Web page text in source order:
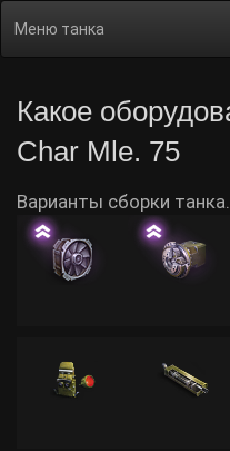
Меню танка
Какое
Char Mle. 75
Варианты сборки танка.